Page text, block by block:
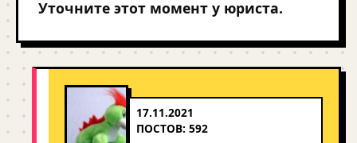
Уточните этот момент у юриста.
17.11.2021
ПОСТОВ: 592